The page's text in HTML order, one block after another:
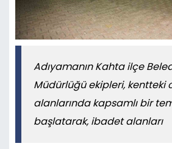
Adıyamanın Kahta ilçe
Müdürlüğü ekipleri, kentteki
alanlarında kapsamlı bir
başlatarak, ibadet alanları